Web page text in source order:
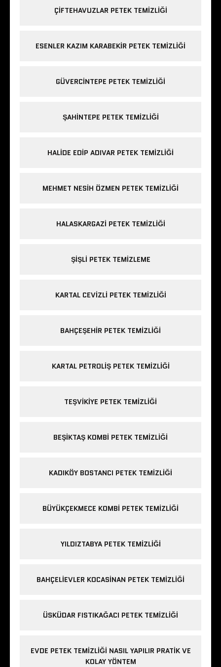
ÇIFTEHAVUZLAR PETEK TEMIZLIĞI
ESENLER KAZIM KARABEKIR PETEK TEMIZLIĞI
GÜVERCINTEPE PETEK TEMIZLIĞI
ŞAHINTEPE PETEK TEMIZLIĞI
HALIDE EDIP ADIVAR PETEK TEMIZLIĞI
MEHMET NESIH ÖZMEN PETEK TEMIZLIĞI
HALASKARGAZI PETEK TEMIZLIĞI
ŞIŞLI PETEK TEMIZLEME
KARTAL CEVIZLI PETEK TEMIZLIĞI
BAHÇEŞEHIR PETEK TEMIZLIĞI
KARTAL PETROLIŞ PETEK TEMIZLIĞI
TEŞVIKIYE PETEK TEMIZLIĞI
BEŞIKTAŞ KOMBI PETEK TEMIZLIĞI
KADIKÖY BOSTANCI PETEK TEMIZLIĞI
BÜYÜKÇEKMECE KOMBI PETEK TEMIZLIĞI
YILDIZTABYA PETEK TEMIZLIĞI
BAHÇELIEVLER KOCASINAN PETEK TEMIZLIĞI
ÜSKÜDAR FISTIKAĞACI PETEK TEMIZLIĞI
EVDE PETEK TEMIZLIĞI NASIL YAPILIR PRATIK VE
KOLAY YÖNTEM